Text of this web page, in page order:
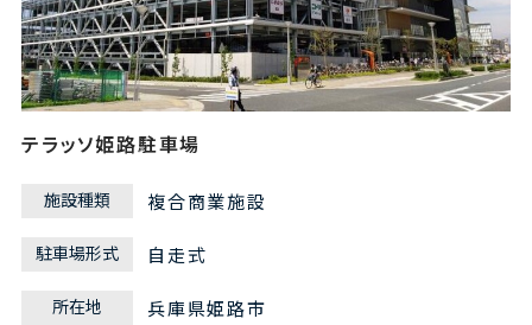
テラッソ姫路駐車場
施設種類 複合商業施設
駐車場形式 自走式
所在地 兵庫県姫路市